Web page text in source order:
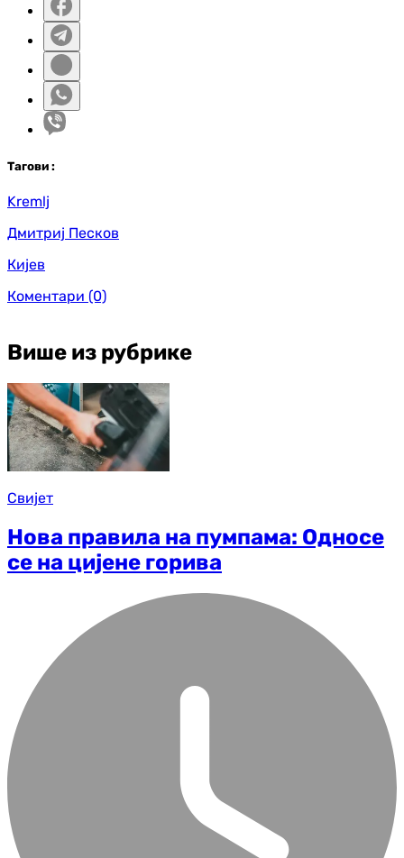
Тагови :
Kremlj
Дмитриј Песков
Кијев
Коментари (0)
Више из рубрике
Свијет
Нова правила на пумпама: Односе
се на цијене горива